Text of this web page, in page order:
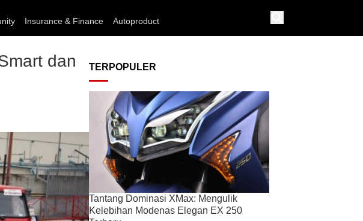
Insurance & Finance Autoproduct
dan
TERPOPULER
Tantang Dominasi XMax: Mengulik
Kelebihan Modenas Elegan EX 250